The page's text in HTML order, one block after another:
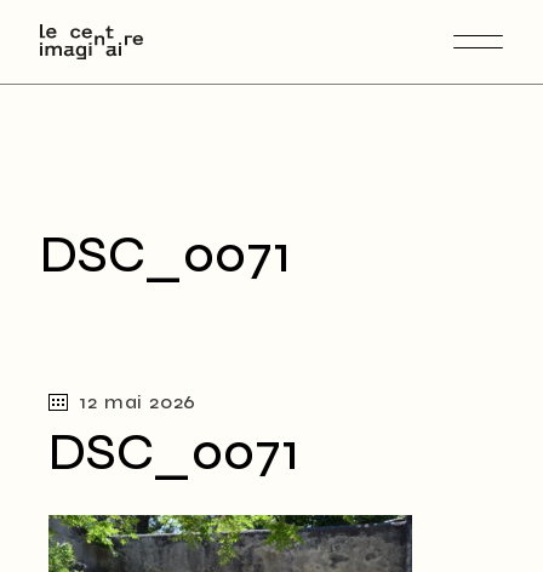
DSC_0071
12 mai 2026
DSC_0071